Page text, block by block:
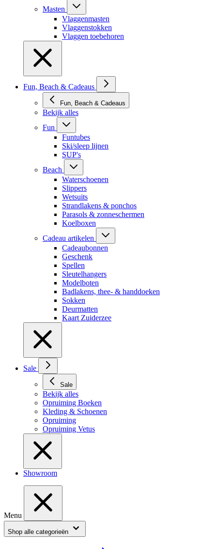
Masten
Vlaggenmasten
Vlaggenstokken
Vlaggen toebehoren
Fun, Beach & Cadeaus
Fun, Beach & Cadeaus
Bekijk alles
Fun
Funtubes
Ski/sleep lijnen
SUP's
Beach
Waterschoenen
Slippers
Wetsuits
Strandlakens & ponchos
Parasols & zonneschermen
Koelboxen
Cadeau artikelen
Cadeaubonnen
Geschenk
Spellen
Sleutelhangers
Modelboten
Badlakens, thee- & handdoeken
Sokken
Deurmatten
Kaart Zuiderzee
Sale
Sale
Bekijk alles
Opruiming Boeken
Kleding & Schoenen
Opruiming
Opruiming Vetus
Showroom
Menu
Shop alle categorieën